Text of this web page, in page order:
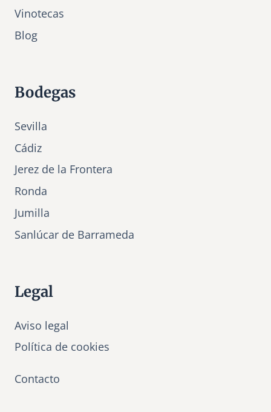
Vinotecas
Blog
Bodegas
Sevilla
Cádiz
Jerez de la Frontera
Ronda
Jumilla
Sanlúcar de Barrameda
Legal
Aviso legal
Política de cookies
Contacto